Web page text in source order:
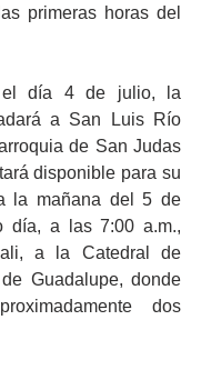
primeras horas del
el día 4 de julio, la
a San Luis Río
de San Judas
disponible para su
la mañana del 5 de
día, a las 7:00 a.m.,
a la Catedral de
Guadalupe, donde
dos